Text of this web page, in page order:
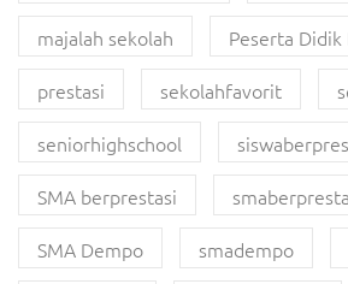
majalah sekolah
Peserta Didik
prestasi
sekolahfavorit
seniorhighschool
SMA berprestasi
SMA Dempo
smadempo